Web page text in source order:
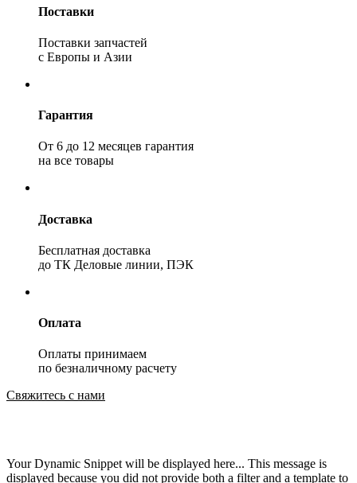
Поставки
Поставки запчастей
с Европы и Азии
Гарантия
От 6 до 12 месяцев гарантия
на все товары
Доставка
Бесплатная доставка
до ТК Деловые линии, ПЭК
Оплата
Оплаты принимаем
по безналичному расчету
Свяжитесь с нами
Your Dynamic Snippet will be displayed here... This message is
displayed because you did not provide both a filter and a template to